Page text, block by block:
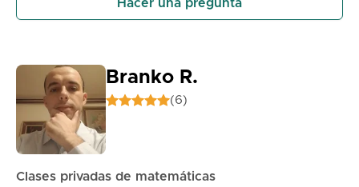
Hacer una pregunta
Branko R.
(6)
Clases privadas de matemáticas